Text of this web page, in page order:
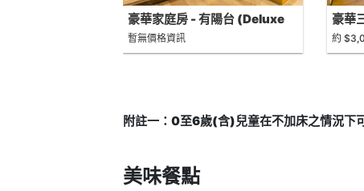
豪華家庭房 - 有陽台 (Deluxe
Family Room with Balcony)
暫無價格資訊
豪華
約
附註一：0至6歲(含)兒童在不加床之情況下
美味餐點